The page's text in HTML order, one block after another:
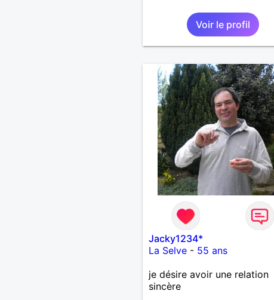
Voir le profil
Jacky1234*
La Selve- 55 ans
je désire avoir une relation
sincère